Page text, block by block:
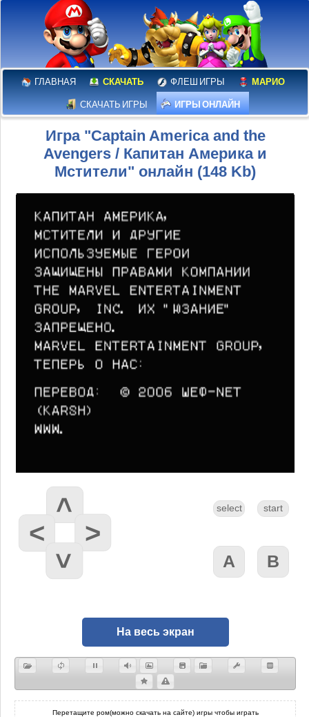
ГЛАВНАЯ СКАЧАТЬ ФЛЕШ ИГРЫ МАРИО
СКАЧАТЬ ИГРЫ ИГРЫ ОНЛАЙН
Игра "Captain America and the
Avengers / Капитан Америка и
Мстители" онлайн (148 Kb)
На весь экран
Перетащите ром(можно скачать на сайте) игры чтобы играть